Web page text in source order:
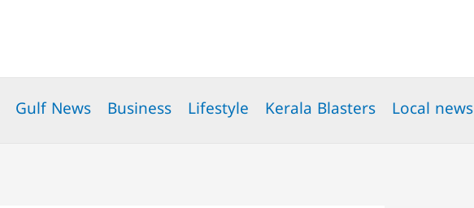
Gulf News Business Lifestyle Kerala Blasters Local news